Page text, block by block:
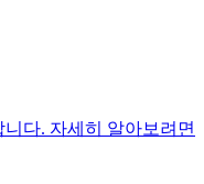
다. 자세히 알아보려면